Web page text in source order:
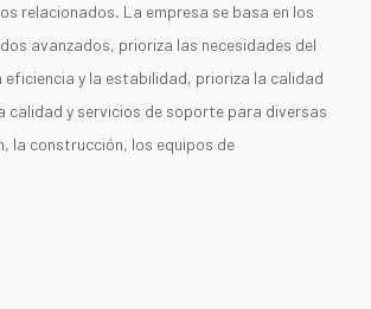
relacionados. La empresa se basa en los
avanzados, prioriza las necesidades del
y la estabilidad, prioriza la calidad
calidad y servicios de soporte para diversas
la construcción, los equipos de